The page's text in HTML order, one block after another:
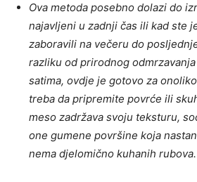
Ova metoda posebno dolazi do
najavljeni u zadnji čas ili kad ste
zaboravili na večeru do
razliku od prirodnog
satima, ovdje je gotovo za
treba da pripremite povrće ili
meso zadržava svoju teksturu,
one gumene površine koja
nema djelomično kuhanih rubova.